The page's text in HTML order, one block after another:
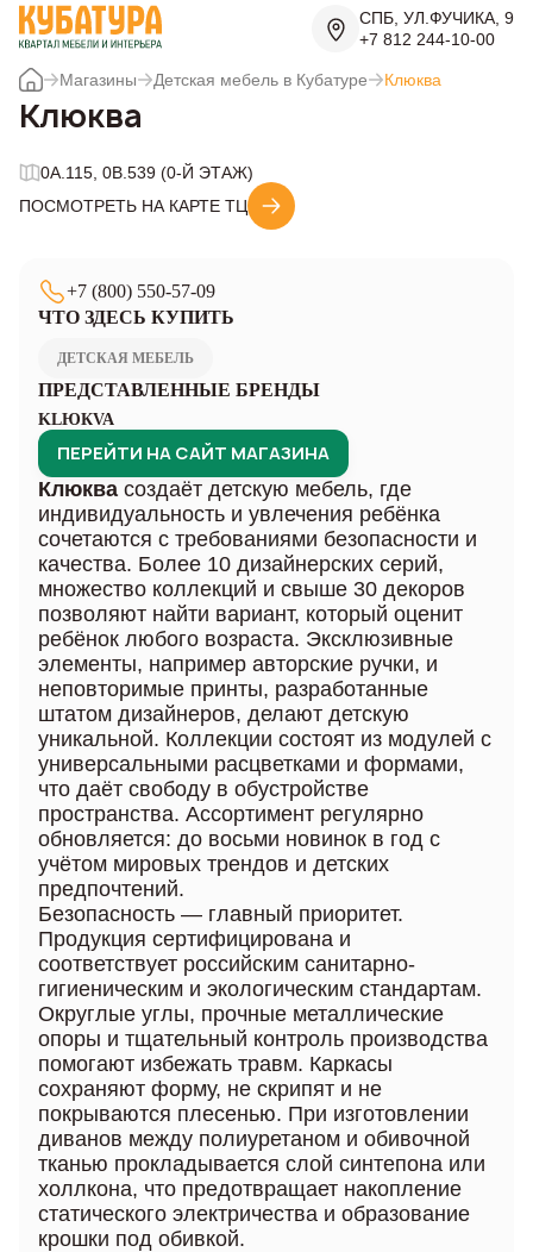
СПБ, УЛ.ФУЧИКА, 9
+7 812 244-10-00
Магазины Детская мебель в Кубатуре Клюква
Клюква
0A.115, 0В.539 (0-Й ЭТАЖ)
ПОСМОТРЕТЬ НА КАРТЕ ТЦ
+7 (800) 550-57-09
ЧТО ЗДЕСЬ КУПИТЬ
ДЕТСКАЯ МЕБЕЛЬ
ПРЕДСТАВЛЕННЫЕ БРЕНДЫ
KLЮКVA
ПЕРЕЙТИ НА САЙТ МАГАЗИНА
Клюква создаёт детскую мебель, где
индивидуальность и увлечения ребёнка
сочетаются с требованиями безопасности и
качества. Более 10 дизайнерских серий,
множество коллекций и свыше 30 декоров
позволяют найти вариант, который оценит
ребёнок любого возраста. Эксклюзивные
элементы, например авторские ручки, и
неповторимые принты, разработанные
штатом дизайнеров, делают детскую
уникальной. Коллекции состоят из модулей с
универсальными расцветками и формами,
что даёт свободу в обустройстве
пространства. Ассортимент регулярно
обновляется: до восьми новинок в год с
учётом мировых трендов и детских
предпочтений.
Безопасность — главный приоритет.
Продукция сертифицирована и
соответствует российским санитарно-
гигиеническим и экологическим стандартам.
Округлые углы, прочные металлические
опоры и тщательный контроль производства
помогают избежать травм. Каркасы
сохраняют форму, не скрипят и не
покрываются плесенью. При изготовлении
диванов между полиуретаном и обивочной
тканью прокладывается слой синтепона или
холлкона, что предотвращает накопление
статического электричества и образование
крошки под обивкой.